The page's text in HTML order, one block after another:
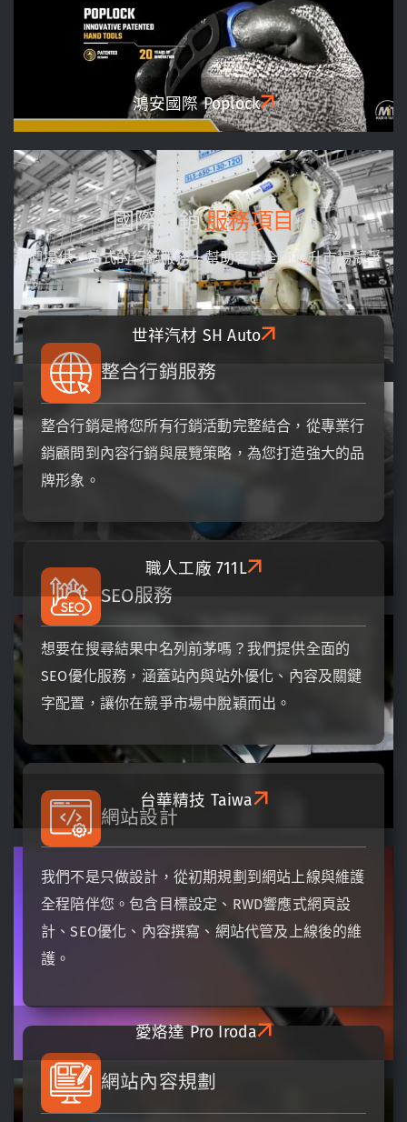
鴻安國際 Poplock
世祥汽材 SH Auto
職人工廠711L
台華精技 Taiwa
愛烙達Pro Iroda
國際行銷服務項目
我們提供一站式的行銷服務，幫助客戶全面提升市場競爭
力。
整合行銷服務
整合行銷是將您所有行銷活動完整結合，從專業行
銷顧問到內容行銷與展覽策略，為您打造強大的品
牌形象。
SEO服務
想要在搜尋結果中名列前茅嗎？我們提供全面的
SEO優化服務，涵蓋站內與站外優化、內容及關鍵
字配置，讓你在競爭市場中脫穎而出。
網站設計​
我們不是只做設計，從初期規劃到網站上線與維護
全程陪伴您。包含目標設定、RWD響應式網頁設
計、SEO優化、內容撰寫、網站代管及上線後的維
護。
網站內容規劃​